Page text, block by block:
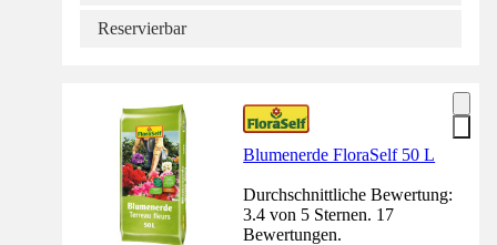
Reservierbar
Blumenerde FloraSelf 50 L
Durchschnittliche Bewertung:
3.4 von 5 Sternen. 17
Bewertungen.